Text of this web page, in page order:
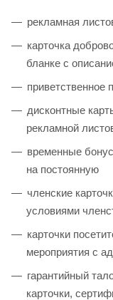
рекламная
карточка
бланке с
приветственное
дисконтные
рекламной
временные
на постоянную
членские
условиями
карточки
мероприятия с
гарантийный
карточки,